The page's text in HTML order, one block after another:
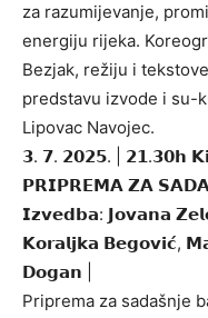
za razumijevanje,
energiju rijeka.
Bezjak, režiju i
predstavu izvode i su-
Lipovac Navojec.
𝟯. 𝟳. 𝟮𝟬𝟮𝟱. | 𝟮𝟭.𝟯𝟬𝗵
𝗣𝗥𝗜𝗣𝗥𝗘𝗠𝗔 𝗭𝗔
𝗜𝘇𝘃𝗲𝗱𝗯𝗮: 𝗝𝗼𝘃𝗮𝗻𝗮
𝗞𝗼𝗿𝗮𝗹𝗷𝗸𝗮 𝗕𝗲𝗴𝗼𝘃𝗶𝗰́,
𝗗𝗼𝗴𝗮𝗻 |
Priprema za sadašnje